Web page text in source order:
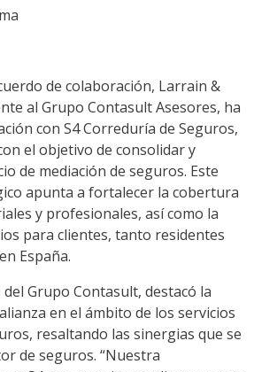
de colaboración, Larrain &
al Grupo Contasult Asesores, ha
con S4 Correduría de Seguros,
el objetivo de consolidar y
de mediación de seguros. Este
apunta a fortalecer la cobertura
y profesionales, así como la
para clientes, tanto residentes
España.
del Grupo Contasult, destacó la
en el ámbito de los servicios
resaltando las sinergias que se
de seguros. “Nuestra